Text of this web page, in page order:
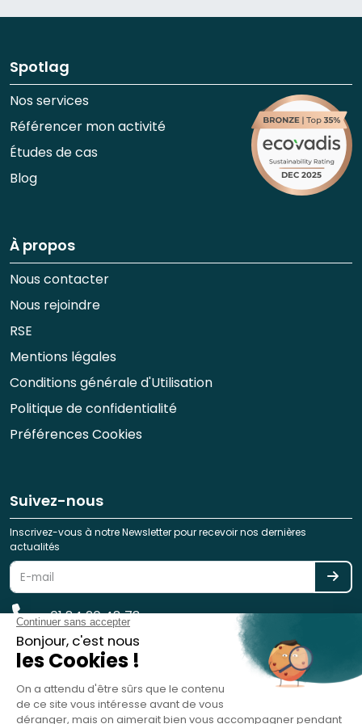
Spotlag
Nos services
Référencer mon activité
Études de cas
Blog
À propos
Nous contacter
Nous rejoindre
RSE
Mentions légales
Conditions générale d'Utilisation
Politique de confidentialité
Préférences Cookies
Suivez-nous
Inscrivez-vous à notre Newsletter pour recevoir nos dernières
actualités
01 84 20 48 78
reservation@spotlag.com